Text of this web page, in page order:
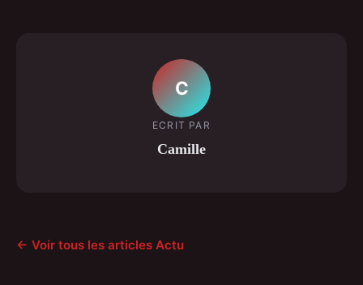
C
ECRIT PAR
Camille
← Voir tous les articles Actu